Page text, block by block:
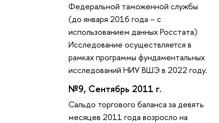
Федеральной таможенной службы
(до января 2016 года – с
использованием данных Росстата)
Исследование осуществляется в
рамках программы фундаментальных
исследований НИУ ВШЭ в 2022 году.
№9, Сентябрь 2011 г.
Сальдо торгового баланса за девять
месяцев 2011 года возросло на